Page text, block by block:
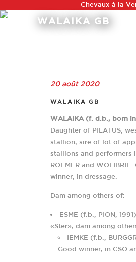
Chevaux à la
WALAIKA GB
20 août 2020
WALAIKA GB
WALAIKA (f. d.b., born
Daughter of PILATUS,
stallion, sire of lot of
stallions and performers
ROEMER and WOLIBRIE.
winner, in dressage.
Dam among others of:
ESME (f.b., PION,
«Ster», dam among
IEMKE (f.b.,
Good winner, in CSO